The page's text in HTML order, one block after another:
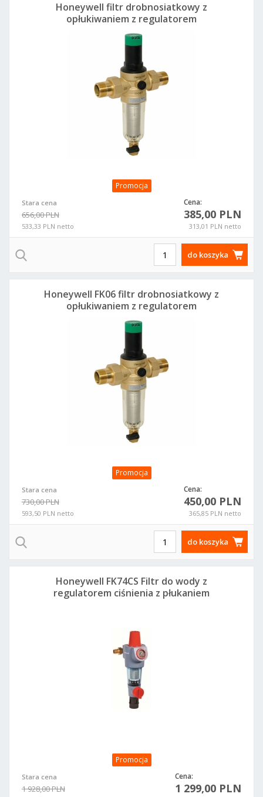
Promocja
Stara cena
656,00 PLN
533,33 PLN netto
Cena:
385,00 PLN
313,01 PLN netto
Honeywell filtr drobnosiatkowy z
opłukiwaniem z regulatorem
ciśnieniowym FK06-3/4AA
do koszyka
Promocja
Stara cena
730,00 PLN
593,50 PLN netto
Cena:
450,00 PLN
365,85 PLN netto
Honeywell FK06 filtr drobnosiatkowy z
opłukiwaniem z regulatorem
ciśnieniowym
do koszyka
Promocja
Stara cena
1 928,00 PLN
Cena:
1 299,00 PLN
Honeywell FK74CS Filtr do wody z
regulatorem ciśnienia z płukaniem